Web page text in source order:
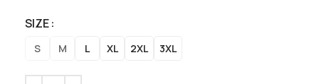
SIZE
S M L XL 2XL 3XL